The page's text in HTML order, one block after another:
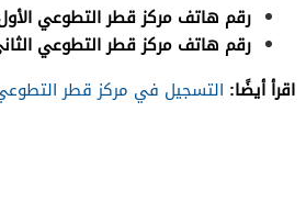
رقم هاتف مركز قطر التطوعي
رقم هاتف مركز قطر التطوعي
اقرأ أيضًا: التسجيل في مركز قطر